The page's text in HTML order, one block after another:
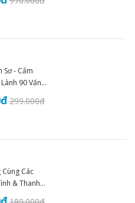
Sơ - Cẩm
90 Vấn
THS.BS
(2025)
đ299.000đ
Cùng Các
& Thanh